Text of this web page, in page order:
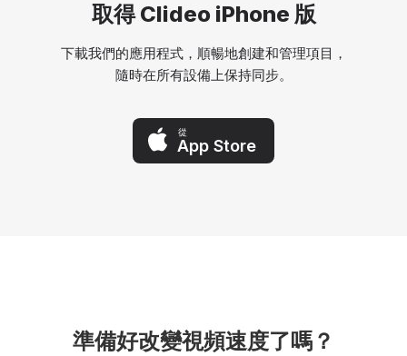
取得 Clideo iPhone 版
下載我們的應用程式，順暢地創建和管理項目，
隨時在所有設備上保持同步。
從
App Store
準備好改變視頻速度了嗎？